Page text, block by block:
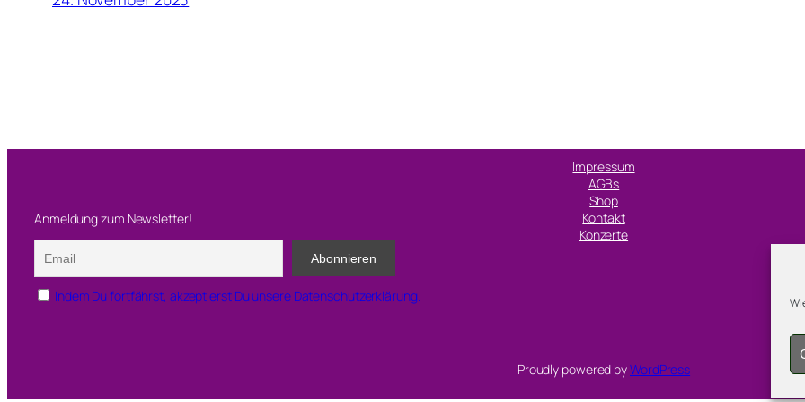
Anmeldung zum Newsletter!
Indem Du fortfährst, akzeptierst Du unsere Datenschutzerklärung.
Impressum
AGBs
Shop
Kontakt
Konzerte
Proudly powered byWordPress